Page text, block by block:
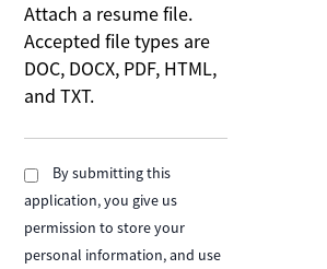
Attach a resume file.
Accepted file types are
DOC, DOCX, PDF, HTML,
and TXT.
By submitting this
application, you give us
permission to store your
personal information, and use